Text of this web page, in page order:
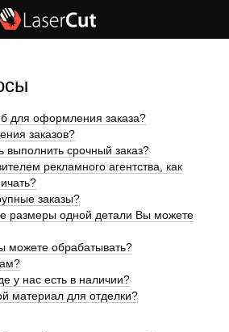
для оформления заказа?
заказов?
выполнить срочный заказ?
рекламного агентства, как
заказы?
размеры одной детали Вы можете
можете обрабатывать?
у нас есть в наличии?
материал для отделки?